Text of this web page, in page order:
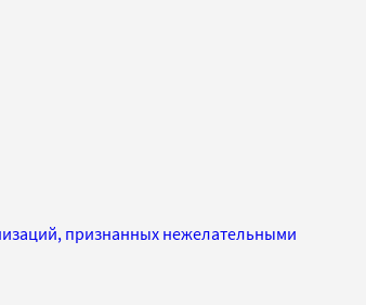
признанных нежелательными